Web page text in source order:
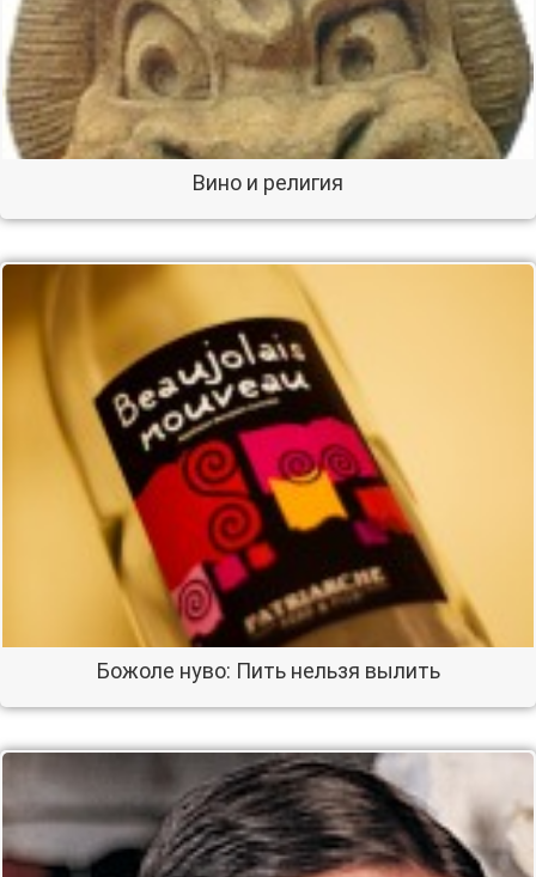
Вино и религия
Божоле нуво: Пить нельзя вылить